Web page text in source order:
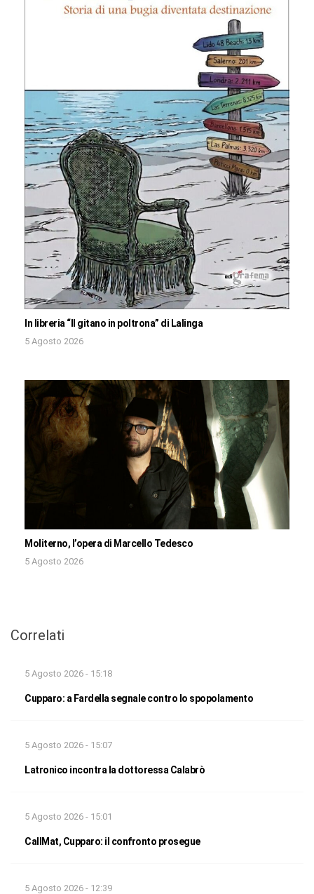
In libreria “Il gitano in poltrona” di Lalinga
5 Agosto 2026
Moliterno, l’opera di Marcello Tedesco
5 Agosto 2026
Correlati
5 Agosto 2026 - 15:18
Cupparo: a Fardella segnale contro lo spopolamento
5 Agosto 2026 - 15:07
Latronico incontra la dottoressa Calabrò
5 Agosto 2026 - 15:01
CallMat, Cupparo: il confronto prosegue
5 Agosto 2026 - 12:39